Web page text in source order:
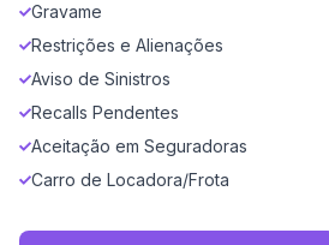
Gravame
Restrições e Alienações
Aviso de Sinistros
Recalls Pendentes
Aceitação em Seguradoras
Carro de Locadora/Frota